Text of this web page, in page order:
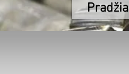
Pradžia